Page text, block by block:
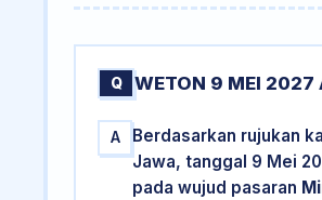
Q WETON 9 MEI 2027
A
Berdasarkan rujukan
Jawa, tanggal 9 Mei
pada wujud pasaran